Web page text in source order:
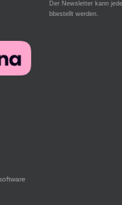
Der Newsletter kann
bbestellt werden.